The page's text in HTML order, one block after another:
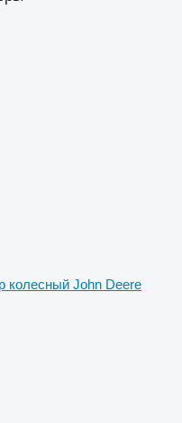
колесный John Deere